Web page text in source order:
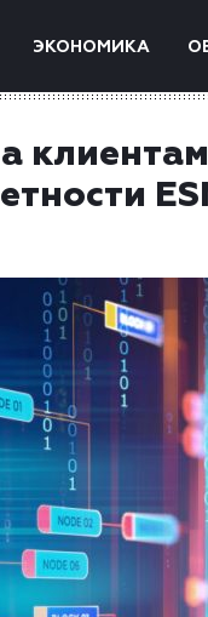
ЭКОНОМИКА